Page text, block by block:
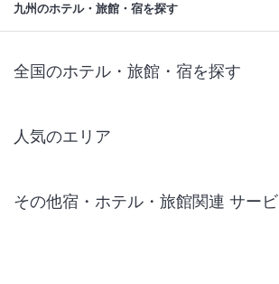
九州のホテル・旅館・宿を探す
全国のホテル・旅館・宿を探す
人気のエリア
仙台 ホテル
その他宿・ホテル・旅館関連 サービ